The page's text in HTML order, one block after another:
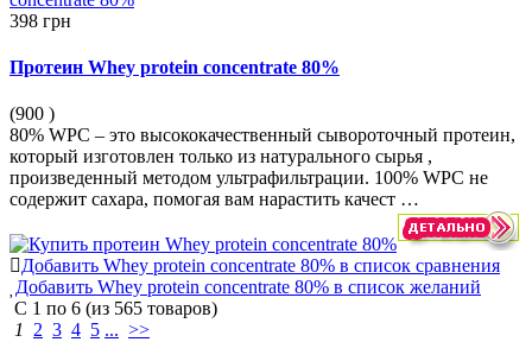
398 грн
Протеин Whey protein concentrate 80%
(900 )
80% WPC – это высококачественный сывороточный протеин,
который изготовлен только из натурального сырья ,
произведенный методом ультрафильтрации. 100% WPC не
содержит сахара, помогая вам нарастить качест …
Добавить Whey protein concentrate 80% в список сравнения
Добавить Whey protein concentrate 80% в список желаний
С 1 по 6 (из 565 товаров)
1
2 3 4 5 ... >>